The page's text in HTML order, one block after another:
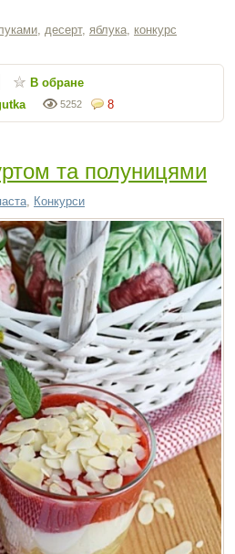
десерт, яблука конкурс
8
5252
В обране
та полуницями
Конкурси